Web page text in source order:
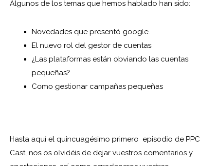
Algunos de los temas que hemos hablado han sido:
Novedades que presentó google.
El nuevo rol del gestor de cuentas
¿Las plataformas están obviando las cuentas
pequeñas?
Como gestionar campañas pequeñas
Hasta aquí el quincuagésimo primero episodio de PPC
Cast, nos os olvidéis de dejar vuestros comentarios y